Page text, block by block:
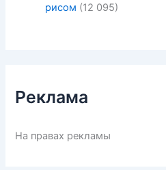
рисом (12 095)
Реклама
На правах рекламы